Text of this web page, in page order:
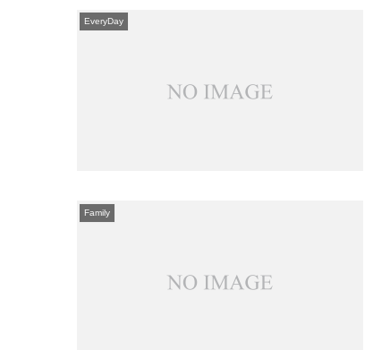
EveryDay
Family